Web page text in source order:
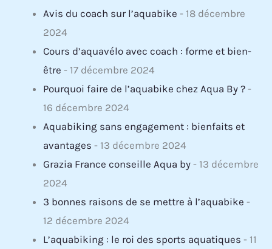
Avis du coach sur l’aquabike - 18 décembre
2024
Cours d’aquavélo avec coach : forme et bien-
être - 17 décembre 2024
Pourquoi faire de l’aquabike chez Aqua By ? -
16 décembre 2024
Aquabiking sans engagement : bienfaits et
avantages - 13 décembre 2024
Grazia France conseille Aqua by - 13 décembre
2024
3 bonnes raisons de se mettre à l’aquabike -
12 décembre 2024
L’aquabiking : le roi des sports aquatiques - 11